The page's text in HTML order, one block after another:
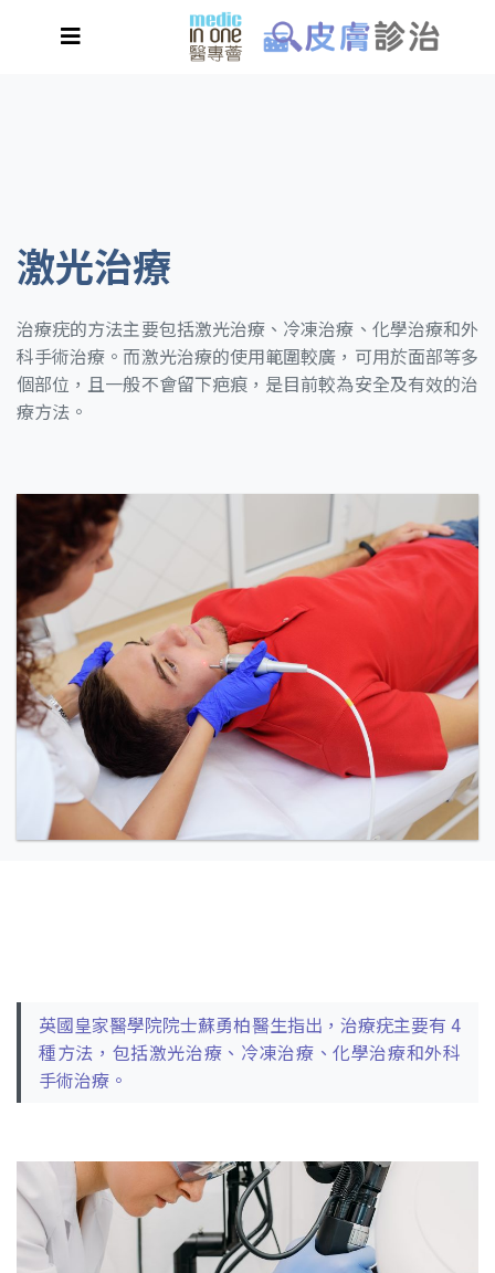
激光治療
治療疣的方法主要包括激光治療、冷凍治療、化學治療和外
科手術治療。而激光治療的使用範圍較廣，可用於面部等多
個部位，且一般不會留下疤痕，是目前較為安全及有效的治
療方法。
英國皇家醫學院院士蘇勇柏醫生指出，治療疣主要有 4
種方法，包括激光治療、冷凍治療、化學治療和外科
手術治療。